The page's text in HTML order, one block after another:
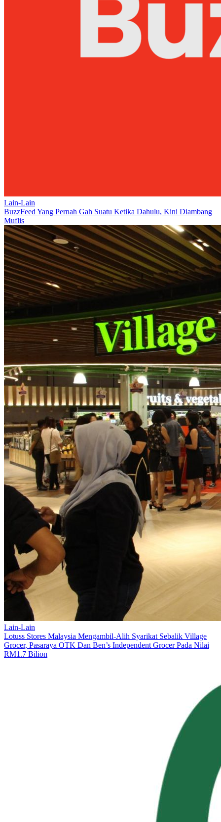
Lain-Lain
BuzzFeed Yang Pernah Gah Suatu Ketika Dahulu, Kini Diambang
Muflis
Lain-Lain
Lotuss Stores Malaysia Mengambil-Alih Syarikat Sebalik Village
Grocer, Pasaraya OTK Dan Ben’s Independent Grocer Pada Nilai
RM1.7 Bilion